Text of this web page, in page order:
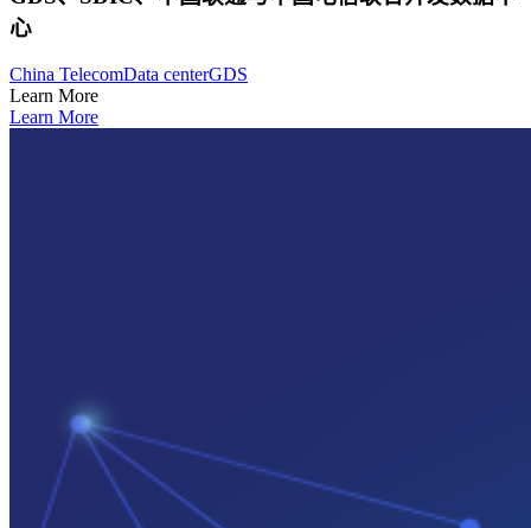
心
China TelecomData centerGDS
Learn More
Learn More